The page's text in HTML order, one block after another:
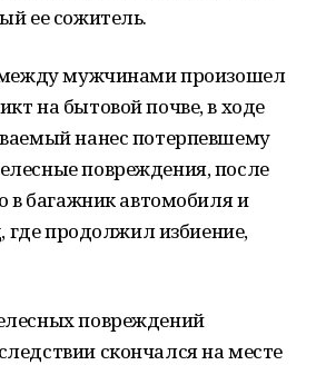
ее сожитель.
между мужчинами произошел
на бытовой почве, в ходе
нанес потерпевшему
повреждения, после
в багажник автомобиля и
где продолжил избиение,
повреждений
скончался на месте